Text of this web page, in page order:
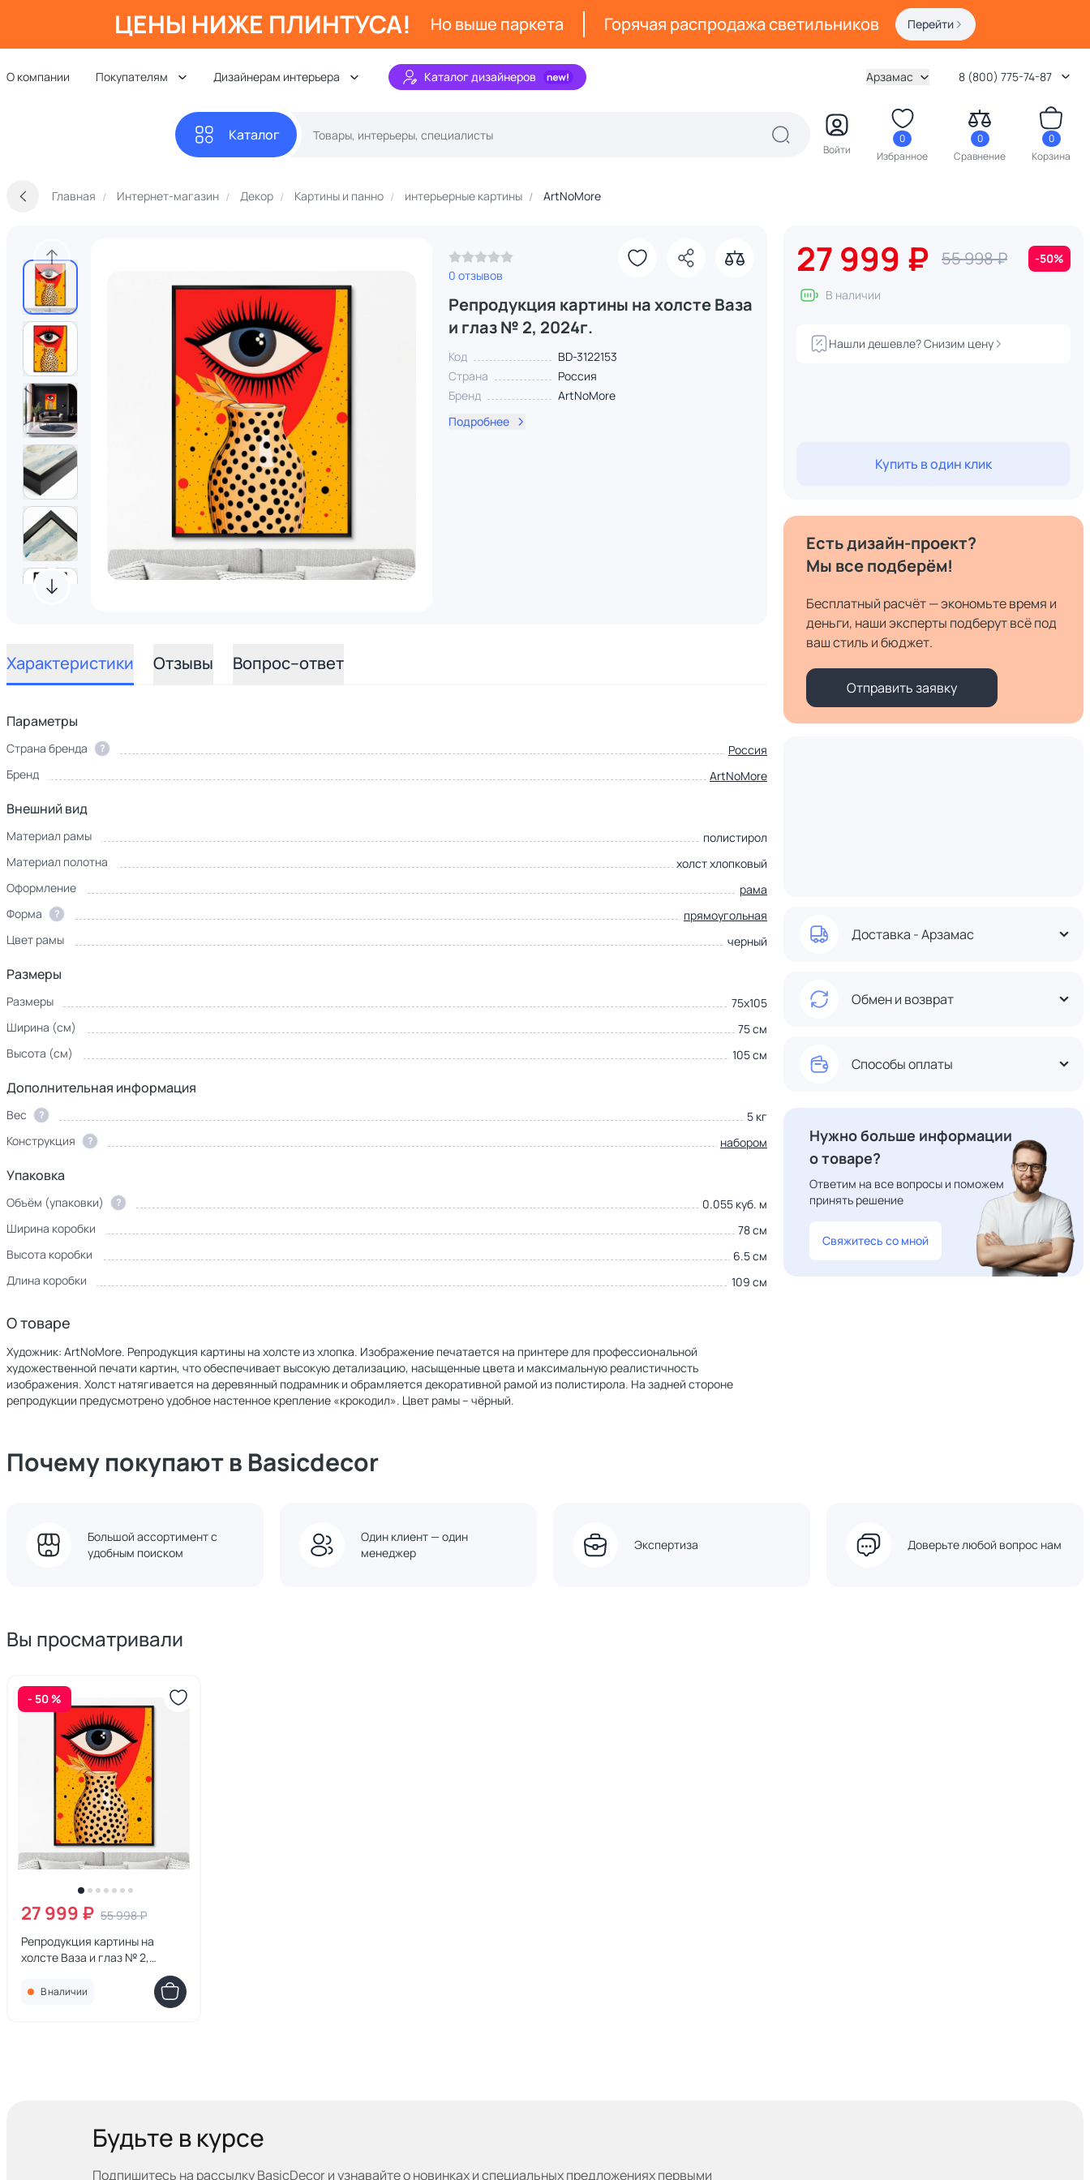
ЦЕНЫ НИЖЕ ПЛИНТУСА! Но выше паркета Горячая распродажа светильников Перейти
О компании Покупателям Дизайнерам интерьера Каталог дизайнеров Арзамас 8 (800) 775-74-87
Каталог
Войти
0
Избранное
0
Сравнение
0
Корзина
Главная Интернет-магазин Декор Картины и панно интерьерные картины ArtNoMore
0 отзывов
Репродукция картины на холсте Ваза
и глаз № 2, 2024г.
Код
BD-3122153
Страна
Россия
Бренд
ArtNoMore
Подробнее
Характеристики Отзывы Вопрос–ответ
Параметры
Страна бренда ?
Россия
Бренд
ArtNoMore
Внешний вид
Материал рамы
полистирол
Материал полотна
холст хлопковый
Оформление
рама
Форма
?
прямоугольная
Цвет рамы
черный
Размеры
Размеры
75х105
Ширина (см)
75 см
Высота (см)
105 см
Дополнительная информация
Вес ?
5 кг
Конструкция
? набором
Упаковка
Объём (упаковки) ?
0.055 куб. м
Ширина коробки
78 см
Высота коробки
6.5 см
Длина коробки
109 см
О товаре
Художник: ArtNoMore. Репродукция картины на холсте из хлопка. Изображение печатается на принтере для профессиональной
художественной печати картин, что обеспечивает высокую детализацию, насыщенные цвета и максимальную реалистичность
изображения. Холст натягивается на деревянный подрамник и обрамляется декоративной рамой из полистирола. На задней стороне
репродукции предусмотрено удобное настенное крепление «крокодил». Цвет рамы – чёрный.
27 999 ₽ 55 998 ₽ -50%
В наличии
Нашли дешевле? Снизим цену
Купить в один клик
Есть дизайн-проект?
Мы все подберём!
Бесплатный расчёт — экономьте время и
деньги, наши эксперты подберут всё под
ваш стиль и бюджет.
Отправить заявку
Доставка - Арзамас
Обмен и возврат
Способы оплаты
Нужно больше информации
о товаре?
Ответим на все вопросы и поможем
принять решение
Свяжитесь со мной
Почему покупают в Basicdecor
Большой ассортимент с
удобным поиском
Один клиент — один
менеджер
Экспертиза Доверьте любой вопрос нам
Вы просматривали
- 50 %
27 999 ₽ 55 998 ₽
Репродукция картины на
холсте Ваза и глаз № 2,
В наличии
Будьте в курсе
Подпишитесь на рассылку BasicDecor и узнавайтео новинках и специальных предложениях первыми